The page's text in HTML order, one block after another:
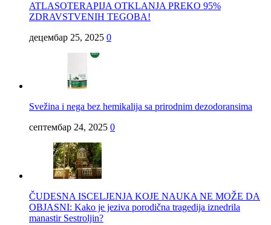
ATLASOTERAPIJA OTKLANJA PREKO 95%
ZDRAVSTVENIH TEGOBA!
децембар 25, 2025 0
Svežina i nega bez hemikalija sa prirodnim dezodoransima
септембар 24, 2025 0
ČUDESNA ISCELJENJA KOJE NAUKA NE MOŽE DA
OBJASNI: Kako je jeziva porodična tragedija iznedrila
manastir Sestroljin?